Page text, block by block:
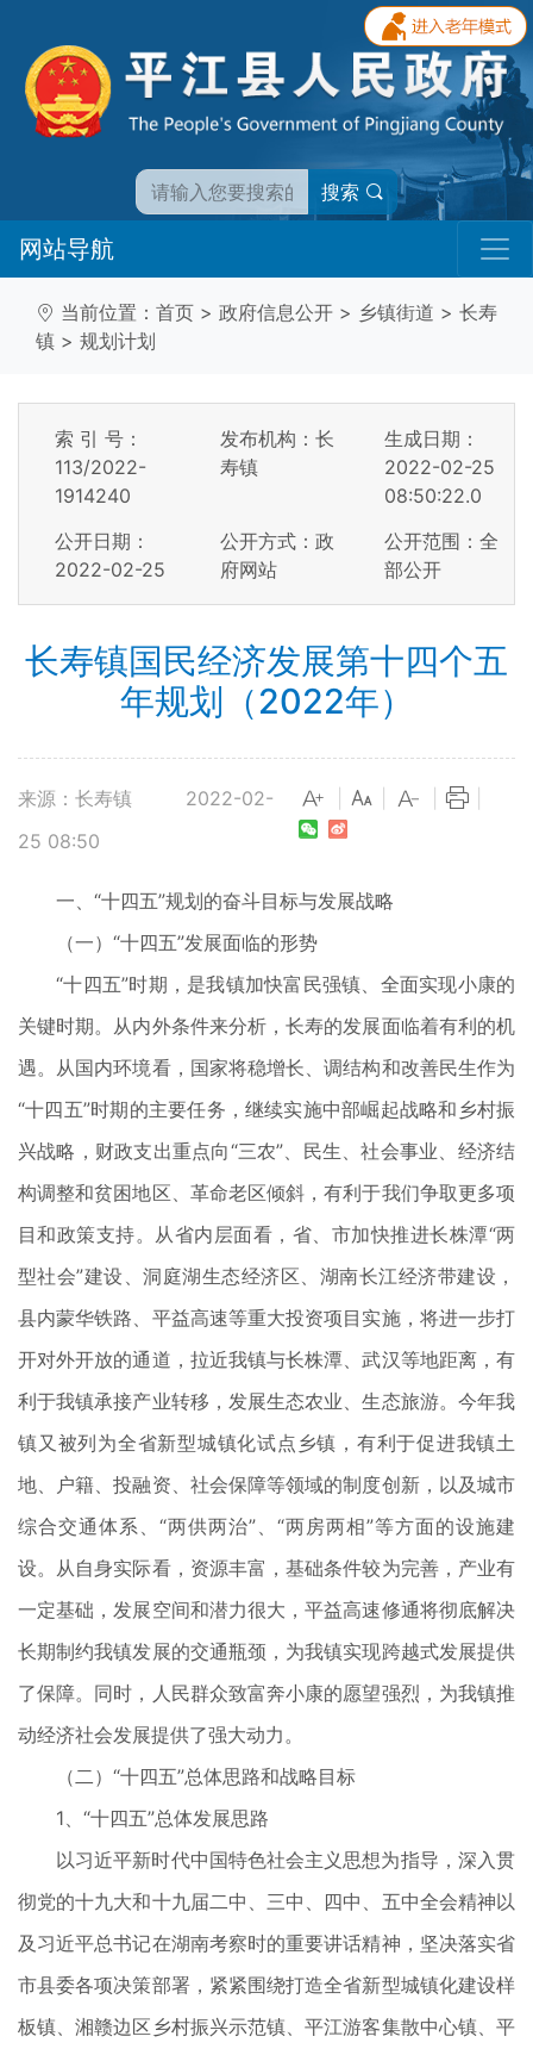
搜索
网站导航
当前位置： 首页 > 政府信息公开 > 乡镇街道 > 长寿
镇 > 规划计划
索 引 号：
113/2022-
1914240
发布机构：长
寿镇
生成日期：
2022-02-25
08:50:22.0
公开日期：
2022-02-25
公开方式：政
府网站
公开范围：全
部公开
长寿镇国民经济发展第十四个五
年规划（2022年）
来源：长寿镇
2022-02-
25 08:50
一、“十四五”规划的奋斗目标与发展战略
（一）“十四五”发展面临的形势
“十四五”时期，是我镇加快富民强镇、全面实现小康的
关键时期。从内外条件来分析，长寿的发展面临着有利的机
遇。从国内环境看，国家将稳增长、调结构和改善民生作为
“十四五”时期的主要任务，继续实施中部崛起战略和乡村振
兴战略，财政支出重点向“三农”、民生、社会事业、经济结
构调整和贫困地区、革命老区倾斜，有利于我们争取更多项
目和政策支持。从省内层面看，省、市加快推进长株潭“两
型社会”建设、洞庭湖生态经济区、湖南长江经济带建设，
县内蒙华铁路、平益高速等重大投资项目实施，将进一步打
开对外开放的通道，拉近我镇与长株潭、武汉等地距离，有
利于我镇承接产业转移，发展生态农业、生态旅游。今年我
镇又被列为全省新型城镇化试点乡镇，有利于促进我镇土
地、户籍、投融资、社会保障等领域的制度创新，以及城市
综合交通体系、“两供两治”、“两房两相”等方面的设施建
设。从自身实际看，资源丰富，基础条件较为完善，产业有
一定基础，发展空间和潜力很大，平益高速修通将彻底解决
长期制约我镇发展的交通瓶颈，为我镇实现跨越式发展提供
了保障。同时，人民群众致富奔小康的愿望强烈，为我镇推
动经济社会发展提供了强大动力。
（二）“十四五”总体思路和战略目标
1、“十四五”总体发展思路
以习近平新时代中国特色社会主义思想为指导，深入贯
彻党的十九大和十九届二中、三中、四中、五中全会精神以
及习近平总书记在湖南考察时的重要讲话精神，坚决落实省
市县委各项决策部署，紧紧围绕打造全省新型城镇化建设样
板镇、湘赣边区乡村振兴示范镇、平江游客集散中心镇、平